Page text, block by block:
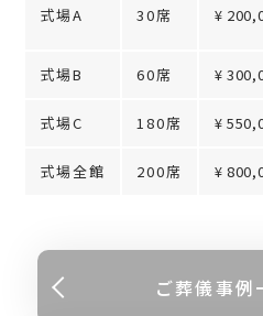
式場A 30席 ¥
式場B 60席 ¥
式場C 180席 ¥
式場全館 200席 ¥
ご葬儀事例